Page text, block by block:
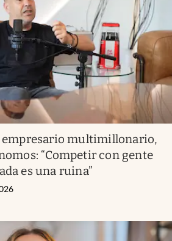
empresario multimillonario,
“Competir con gente
es una ruina”